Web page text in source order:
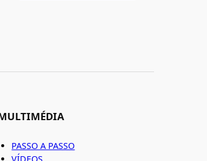
PASSO A PASSO